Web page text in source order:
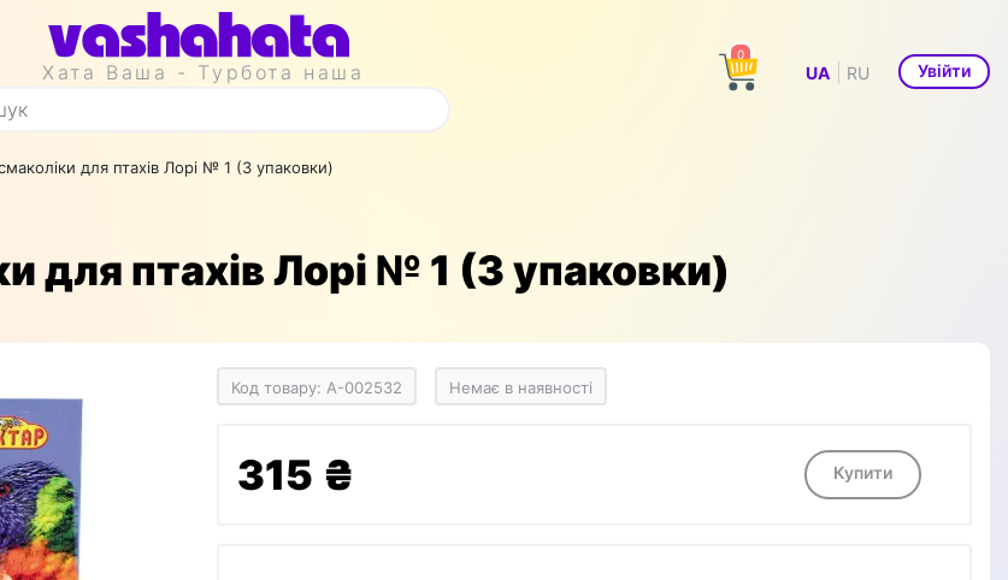
Хата Ваша - Турбота наша
0
UA RU Увійти
для птахів Лорі № 1 (3 упаковки)
для птахів Лорі № 1 (3 упаковки)
Код товару: A-002532 Немає в наявності
315 ₴ Купити